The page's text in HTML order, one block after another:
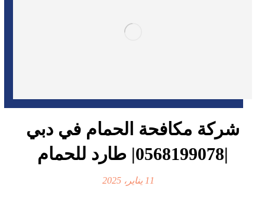
شركة مكافحة الحمام في دبي
|0568199078| طارد للحمام
11 يناير، 2025